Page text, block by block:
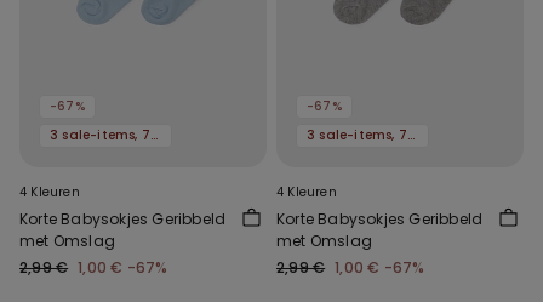
-67%
3 sale-items, 70% korting
4 Kleuren
Korte Babysokjes Geribbeld
met Omslag
2,99 € 1,00 € -67%
-67%
3 sale-items, 70% korting
4 Kleuren
Korte Babysokjes Geribbeld
met Omslag
2,99 € 1,00 € -67%